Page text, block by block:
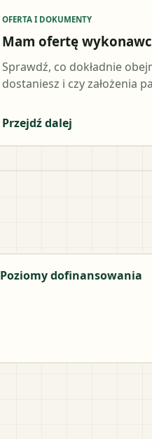
OFERTA I DOKUMENTY
Mam ofertę
Sprawdź, co dokładnie
dostaniesz i czy założenia
Przejdź dalej
Poziomy dofinansowania